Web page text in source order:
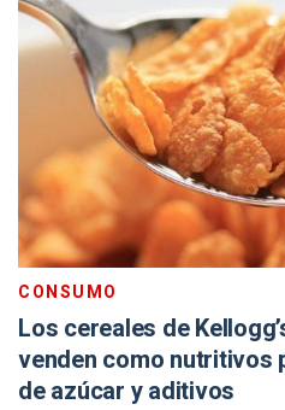
CONSUMO
Los cereales de
venden como nutritivos
de azúcar y aditivos